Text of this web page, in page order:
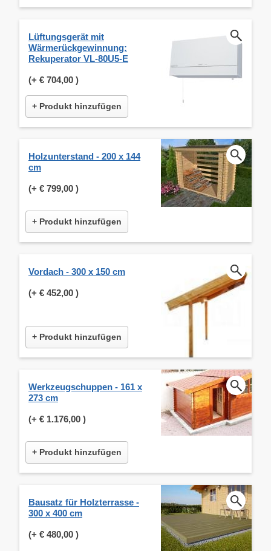
Lüftungsgerät mit
Wärmerückgewinnung:
Rekuperator VL-80U5-E
(+ € 704,00 )
+ Produkt hinzufügen
Holzunterstand - 200 x 144
cm
(+ € 799,00 )
+ Produkt hinzufügen
Vordach - 300 x 150 cm
(+ € 452,00 )
+ Produkt hinzufügen
Werkzeugschuppen - 161 x
273 cm
(+ € 1.176,00 )
+ Produkt hinzufügen
Bausatz für Holzterrasse -
300 x 400 cm
(+ € 480,00 )